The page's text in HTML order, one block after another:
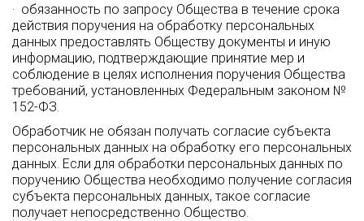
· обязанность по запросу Общества в течение срока
действия поручения на обработку персональных
данных предоставлять Обществу документы и иную
информацию, подтверждающие принятие мер и
соблюдение в целях исполнения поручения Общества
требований, установленных Федеральным законом №
152-ФЗ.
Обработчик не обязан получать согласие субъекта
персональных данных на обработку его персональных
данных. Если для обработки персональных данных по
поручению Общества необходимо получение согласия
субъекта персональных данных, такое согласие
получает непосредственно Общество.